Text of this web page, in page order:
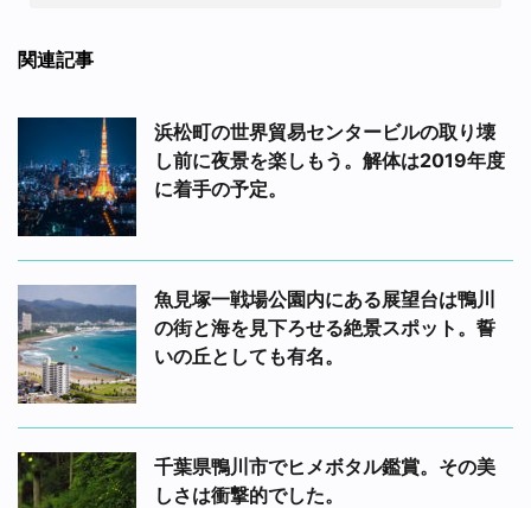
関連記事
浜松町の世界貿易センタービルの取り壊
し前に夜景を楽しもう。解体は2019年度
に着手の予定。
魚見塚一戦場公園内にある展望台は鴨川
の街と海を見下ろせる絶景スポット。誓
いの丘としても有名。
千葉県鴨川市でヒメボタル鑑賞。その美
しさは衝撃的でした。